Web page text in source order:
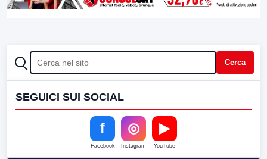
CERCA Cerca
SEGUICI SUI SOCIAL
f
Facebook
◎
Instagram
▶
YouTube